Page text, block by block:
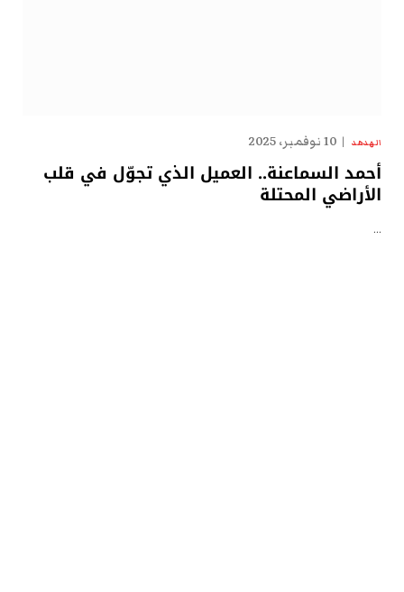
الهدهد 10 نوفمبر، 2025
أحمد السماعنة.. العميل الذي تجوّل في قلب
الأراضي المحتلة
…